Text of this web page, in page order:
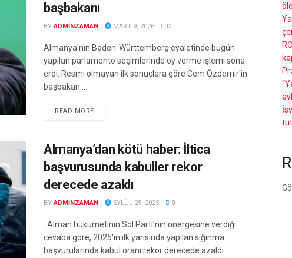
başbakanı
BY ADMINZAMAN MART 9, 2026 0
Almanya'nın Baden-Württemberg eyaletinde bugün
yapılan parlamento seçimlerinde oy verme işlemi sona
erdi. Resmi olmayan ilk sonuçlara göre Cem Özdemir'in
başbakan ...
READ MOREDETAILS
Almanya’dan kötü haber: İltica
başvurusunda kabuller rekor
derecede azaldı
BY ADMINZAMAN EYLÜL 25, 2025 0
Alman hükümetinin Sol Parti'nin önergesine verdiği
cevaba göre, 2025'in ilk yarısında yapılan sığınma
başvurularında kabul oranı rekor derecede azaldı. ...